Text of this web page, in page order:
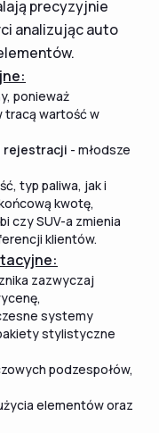
precyzyjnie
analizując auto
ponieważ
tracą wartość w
rejestracji - młodsze
typ paliwa, jak i
kwotę,
czy SUV-a zmienia
klientów.
zazwyczaj
systemy
stylistyczne
podzespołów,
elementów oraz